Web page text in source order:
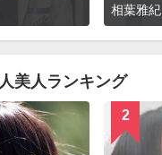
相葉雅紀
美人ランキング
2